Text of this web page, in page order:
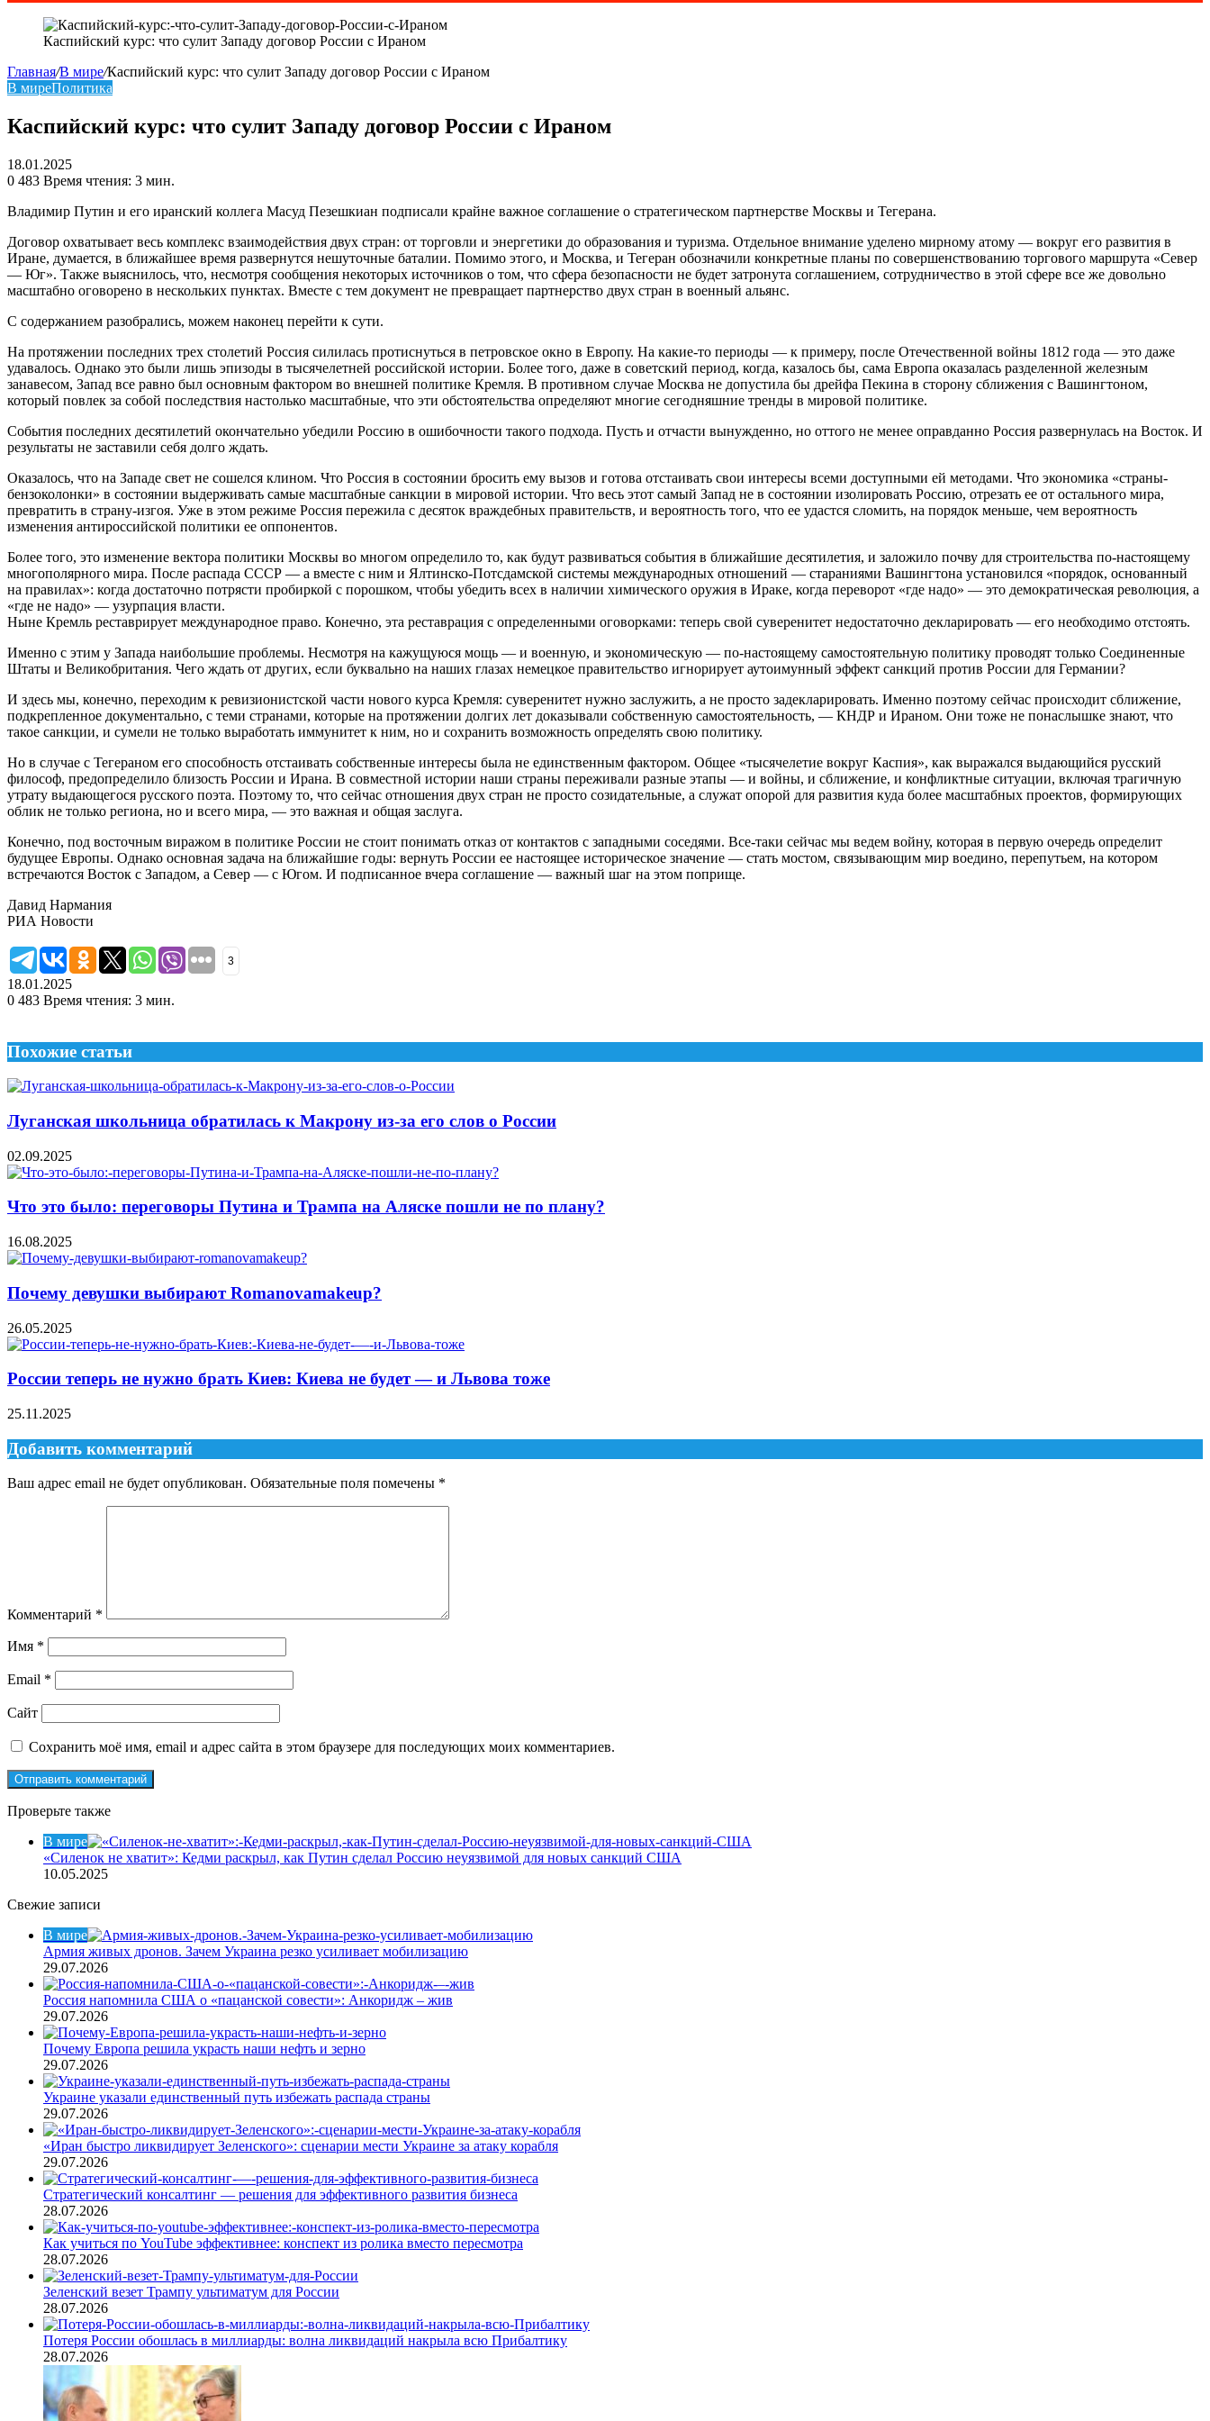
Каспийский курс: что сулит Западу договор России с Ираном
Главная/В мире/Каспийский курс: что сулит Западу договор России с Ираном
В миреПолитика
Каспийский курс: что сулит Западу договор России с Ираном
18.01.2025
0 483 Время чтения: 3 мин.
Владимир Путин и его иранский коллега Масуд Пезешкиан подписали крайне важное соглашение о стратегическом партнерстве Москвы и Тегерана.
Договор охватывает весь комплекс взаимодействия двух стран: от торговли и энергетики до образования и туризма. Отдельное внимание уделено мирному атому — вокруг его развития в
Иране, думается, в ближайшее время развернутся нешуточные баталии. Помимо этого, и Москва, и Тегеран обозначили конкретные планы по совершенствованию торгового маршрута «Север
— Юг». Также выяснилось, что, несмотря сообщения некоторых источников о том, что сфера безопасности не будет затронута соглашением, сотрудничество в этой сфере все же довольно
масштабно оговорено в нескольких пунктах. Вместе с тем документ не превращает партнерство двух стран в военный альянс.
С содержанием разобрались, можем наконец перейти к сути.
На протяжении последних трех столетий Россия силилась протиснуться в петровское окно в Европу. На какие-то периоды — к примеру, после Отечественной войны 1812 года — это даже
удавалось. Однако это были лишь эпизоды в тысячелетней российской истории. Более того, даже в советский период, когда, казалось бы, сама Европа оказалась разделенной железным
занавесом, Запад все равно был основным фактором во внешней политике Кремля. В противном случае Москва не допустила бы дрейфа Пекина в сторону сближения с Вашингтоном,
который повлек за собой последствия настолько масштабные, что эти обстоятельства определяют многие сегодняшние тренды в мировой политике.
События последних десятилетий окончательно убедили Россию в ошибочности такого подхода. Пусть и отчасти вынужденно, но оттого не менее оправданно Россия развернулась на Восток. И
результаты не заставили себя долго ждать.
Оказалось, что на Западе свет не сошелся клином. Что Россия в состоянии бросить ему вызов и готова отстаивать свои интересы всеми доступными ей методами. Что экономика «страны-
бензоколонки» в состоянии выдерживать самые масштабные санкции в мировой истории. Что весь этот самый Запад не в состоянии изолировать Россию, отрезать ее от остального мира,
превратить в страну-изгоя. Уже в этом режиме Россия пережила с десяток враждебных правительств, и вероятность того, что ее удастся сломить, на порядок меньше, чем вероятность
изменения антироссийской политики ее оппонентов.
Более того, это изменение вектора политики Москвы во многом определило то, как будут развиваться события в ближайшие десятилетия, и заложило почву для строительства по-настоящему
многополярного мира. После распада СССР — а вместе с ним и Ялтинско-Потсдамской системы международных отношений — стараниями Вашингтона установился «порядок, основанный
на правилах»: когда достаточно потрясти пробиркой с порошком, чтобы убедить всех в наличии химического оружия в Ираке, когда переворот «где надо» — это демократическая революция, а
«где не надо» — узурпация власти.
Ныне Кремль реставрирует международное право. Конечно, эта реставрация с определенными оговорками: теперь свой суверенитет недостаточно декларировать — его необходимо отстоять.
Именно с этим у Запада наибольшие проблемы. Несмотря на кажущуюся мощь — и военную, и экономическую — по-настоящему самостоятельную политику проводят только Соединенные
Штаты и Великобритания. Чего ждать от других, если буквально на наших глазах немецкое правительство игнорирует аутоимунный эффект санкций против России для Германии?
И здесь мы, конечно, переходим к ревизионистской части нового курса Кремля: суверенитет нужно заслужить, а не просто задекларировать. Именно поэтому сейчас происходит сближение,
подкрепленное документально, с теми странами, которые на протяжении долгих лет доказывали собственную самостоятельность, — КНДР и Ираном. Они тоже не понаслышке знают, что
такое санкции, и сумели не только выработать иммунитет к ним, но и сохранить возможность определять свою политику.
Но в случае с Тегераном его способность отстаивать собственные интересы была не единственным фактором. Общее «тысячелетие вокруг Каспия», как выражался выдающийся русский
философ, предопределило близость России и Ирана. В совместной истории наши страны переживали разные этапы — и войны, и сближение, и конфликтные ситуации, включая трагичную
утрату выдающегося русского поэта. Поэтому то, что сейчас отношения двух стран не просто созидательные, а служат опорой для развития куда более масштабных проектов, формирующих
облик не только региона, но и всего мира, — это важная и общая заслуга.
Конечно, под восточным виражом в политике России не стоит понимать отказ от контактов с западными соседями. Все-таки сейчас мы ведем войну, которая в первую очередь определит
будущее Европы. Однако основная задача на ближайшие годы: вернуть России ее настоящее историческое значение — стать мостом, связывающим мир воедино, перепутьем, на котором
встречаются Восток с Западом, а Север — с Югом. И подписанное вчера соглашение — важный шаг на этом поприще.
Давид Нармания
РИА Новости
3
18.01.2025
0 483 Время чтения: 3 мин.
Похожие статьи
Луганская школьница обратилась к Макрону из-за его слов о России
02.09.2025
Что это было: переговоры Путина и Трампа на Аляске пошли не по плану?
16.08.2025
Почему девушки выбирают Romanovamakeup?
26.05.2025
России теперь не нужно брать Киев: Киева не будет — и Львова тоже
25.11.2025
Добавить комментарий
Ваш адрес email не будет опубликован. Обязательные поля помечены *
Комментарий *
Имя *
Email *
Сайт
Сохранить моё имя, email и адрес сайта в этом браузере для последующих моих комментариев.
Проверьте также
В мире
«Силенок не хватит»: Кедми раскрыл, как Путин сделал Россию неуязвимой для новых санкций США
10.05.2025
Свежие записи
В мире
Армия живых дронов. Зачем Украина резко усиливает мобилизацию
29.07.2026
Россия напомнила США о «пацанской совести»: Анкоридж – жив
29.07.2026
Почему Европа решила украсть наши нефть и зерно
29.07.2026
Украине указали единственный путь избежать распада страны
29.07.2026
«Иран быстро ликвидирует Зеленского»: сценарии мести Украине за атаку корабля
29.07.2026
Стратегический консалтинг — решения для эффективного развития бизнеса
28.07.2026
Как учиться по YouTube эффективнее: конспект из ролика вместо пересмотра
28.07.2026
Зеленский везет Трампу ультиматум для России
28.07.2026
Потеря России обошлась в миллиарды: волна ликвидаций накрыла всю Прибалтику
28.07.2026